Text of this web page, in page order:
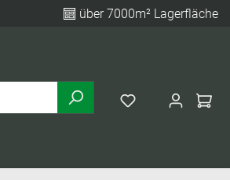
über 7000m² Lagerfläche